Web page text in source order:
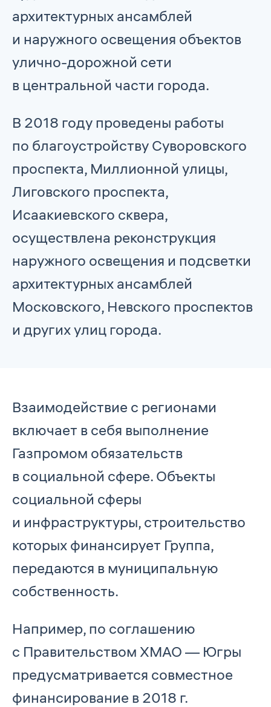
архитектурных ансамблей
и наружного освещения объектов
улично-дорожной сети
в центральной части города.
В 2018 году проведены работы
по благоустройству Суворовского
проспекта, Миллионной улицы,
Лиговского проспекта,
Исаакиевского сквера,
осуществлена реконструкция
наружного освещения и подсветки
архитектурных ансамблей
Московского, Невского проспектов
и других улиц города.
Взаимодействие с регионами
включает в себя выполнение
Газпромом обязательств
в социальной сфере. Объекты
социальной сферы
и инфраструктуры, строительство
которых финансирует Группа,
передаются в муниципальную
собственность.
Например, по соглашению
с Правительством ХМАО — Югры
предусматривается совместное
финансирование в 2018 г.